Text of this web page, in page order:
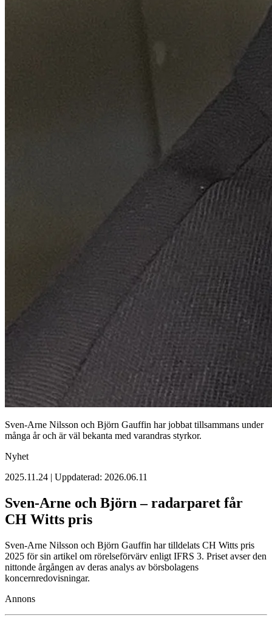
Sven-Arne Nilsson och Björn Gauffin har jobbat tillsammans under
många år och är väl bekanta med varandras styrkor.
Nyhet
2025.11.24 | Uppdaterad: 2026.06.11
Sven-Arne och Björn – radarparet får
CH Witts pris
Sven-Arne Nilsson och Björn Gauffin har tilldelats CH Witts pris
2025 för sin artikel om rörelseförvärv enligt IFRS 3. Priset avser den
nittonde årgången av deras analys av börsbolagens
koncernredovisningar.
Annons